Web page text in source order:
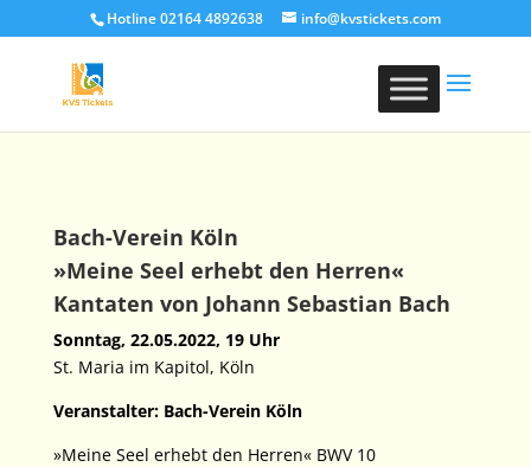
Hotline 02164 4892638 info@kvstickets.com
Bach-Verein Köln
»Meine Seel erhebt den Herren«
Kantaten von Johann Sebastian Bach
Sonntag, 22.05.2022, 19 Uhr
St. Maria im Kapitol, Köln
Veranstalter: Bach-Verein Köln
»Meine Seel erhebt den Herren« BWV 10